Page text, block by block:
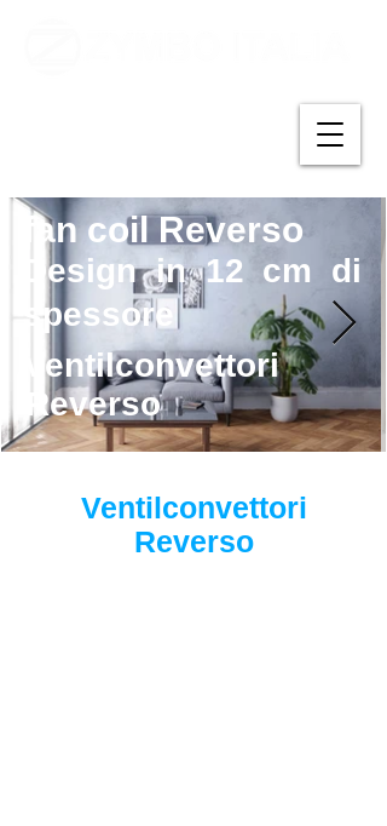
fan coil Reverso
ventilconvettori
Reverso
Design in 12 cm di
spessore
Ventilconvettori
Reverso